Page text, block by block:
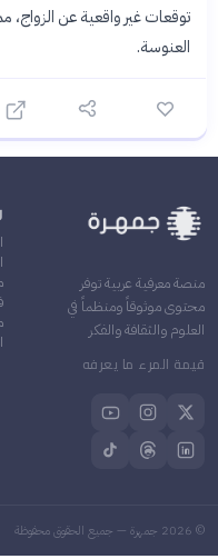
توقعات غير واقعية عن الزواج،
العنوسة.
منصة معرفية عربية توفر
محتوى موثوقاً ومنظماً في
العلوم والثقافة والفكر
قيمة المرء ما يعرفه
©
2026 جمهرة — جميع الحقوق محفوظة